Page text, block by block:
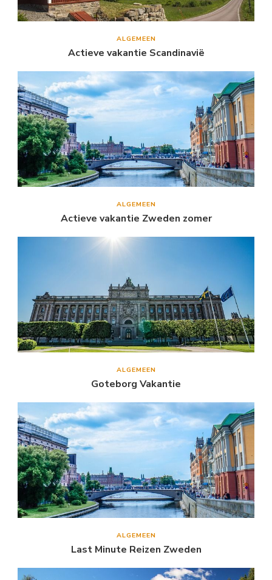
ALGEMEEN
Actieve vakantie Scandinavië
ALGEMEEN
Actieve vakantie Zweden zomer
ALGEMEEN
Goteborg Vakantie
ALGEMEEN
Last Minute Reizen Zweden